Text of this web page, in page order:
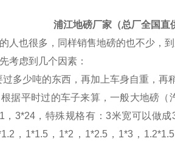
浦江地磅厂家（总厂全国直
人也很多，同样销售地磅的也不少，
考虑到几个因素：
多少吨的东西，再加上车身自重，再
据平时过的车子来算，一般大地磅（
， 3*24，特殊规格有：3米宽可以做成
， 1*1.5 ， 1*2 ， 1*2.5， 1*3， 1.2*1.5